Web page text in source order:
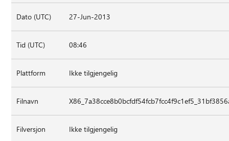
Dato (UTC) 27-Jun-2013
Tid (UTC) 08:46
Plattform Ikke tilgjengelig
Filnavn
Filversjon Ikke tilgjengelig